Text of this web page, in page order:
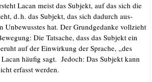
Lacan meist das Sub­jekt, auf das sich die
d..h. das Sub­jekt, das sich dadurch aus­
Unbe­wuss­tes hat. Der Grund­ge­dan­ke voll­zieht
Die Tat­sa­che, dass das Sub­jekt ein
auf der Ein­wir­kung der Spra­che, „des
häu­fig sagt. Jedoch: Das Sub­jekt kann
erfasst werden.